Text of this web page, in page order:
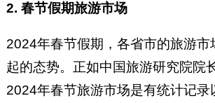
2. 春节假期旅游市场
2024年春节假期，各省市的旅游市
起的态势。正如中国旅游研究院院
2024年春节旅游市场是有统计记录